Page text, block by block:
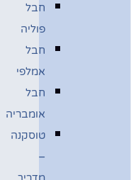
חבל
פוליה
חבל
אמלפי
חבל
אומבריה
טוסקנה
–